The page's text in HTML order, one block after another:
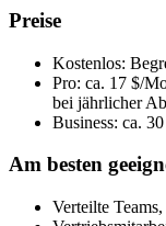
Preise
Kostenlos:
Pro: ca. 17 $/
bei jährlicher
Business: ca.
Am besten
Verteilte